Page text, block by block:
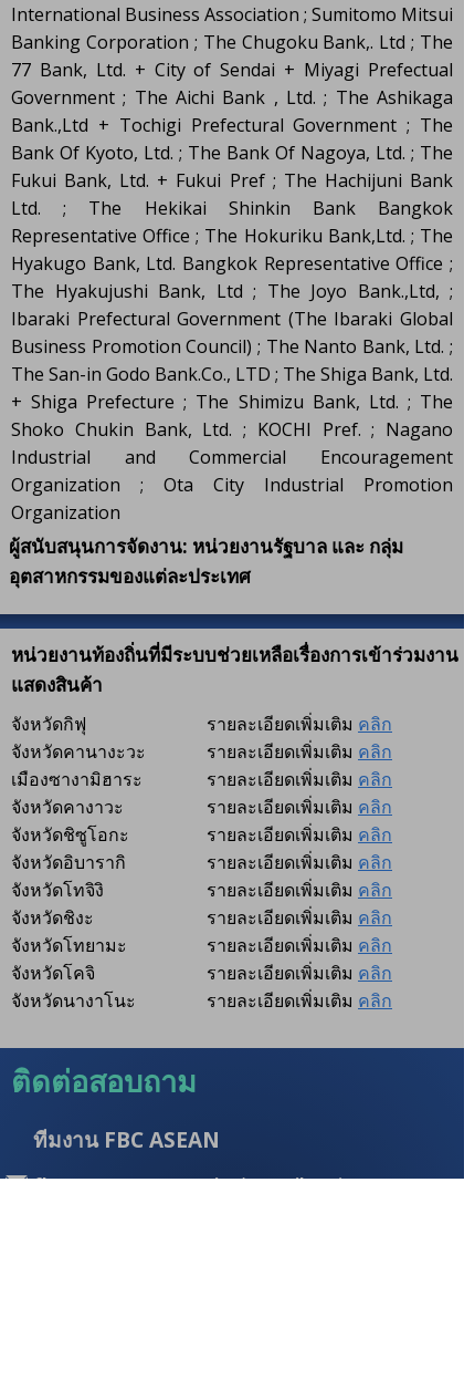
ผู้สนับสนุนการจัดงาน: หน่วยงานรัฐบาล และ กลุ่ม
อุตสาหกรรมของแต่ละประเทศ
International Business Association ; Sumitomo Mitsui
Banking Corporation ; The Chugoku Bank,. Ltd ; The
77 Bank, Ltd. + City of Sendai + Miyagi Prefectual
Government ; The Aichi Bank , Ltd. ; The Ashikaga
Bank.,Ltd + Tochigi Prefectural Government ; The
Bank Of Kyoto, Ltd. ; The Bank Of Nagoya, Ltd. ; The
Fukui Bank, Ltd. + Fukui Pref ; The Hachijuni Bank
Ltd. ; The Hekikai Shinkin Bank Bangkok
Representative Office ; The Hokuriku Bank,Ltd. ; The
Hyakugo Bank, Ltd. Bangkok Representative Office ;
The Hyakujushi Bank, Ltd ; The Joyo Bank.,Ltd, ;
Ibaraki Prefectural Government (The Ibaraki Global
Business Promotion Council) ; The Nanto Bank, Ltd. ;
The San-in Godo Bank.Co., LTD ; The Shiga Bank, Ltd.
+ Shiga Prefecture ; The Shimizu Bank, Ltd. ; The
Shoko Chukin Bank, Ltd. ; KOCHI Pref. ; Nagano
Industrial and Commercial Encouragement
Organization ; Ota City Industrial Promotion
Organization
หน่วยงานท้องถิ่นที่มีระบบช่วยเหลือเรื่องการเข้าร่วมงาน
แสดงสินค้า
จังหวัดกิฟุ
จังหวัดคานางะวะ
เมืองซางามิฮาระ
จังหวัดคางาวะ
จังหวัดชิซูโอกะ
จังหวัดอิบารากิ
จังหวัดโทจิงิ
จังหวัดชิงะ
จังหวัดโทยามะ
จังหวัดโคจิ
จังหวัดนางาโนะ
รายละเอียดเพิ่มเติม คลิก
รายละเอียดเพิ่มเติม คลิก
รายละเอียดเพิ่มเติม คลิก
รายละเอียดเพิ่มเติม คลิก
รายละเอียดเพิ่มเติม คลิก
รายละเอียดเพิ่มเติม คลิก
รายละเอียดเพิ่มเติม คลิก
รายละเอียดเพิ่มเติม คลิก
รายละเอียดเพิ่มเติม คลิก
รายละเอียดเพิ่มเติม คลิก
รายละเอียดเพิ่มเติม คลิก
ติดต่อสอบถาม
fbc_asean@nc-net.or.jp（Ms. Mihara）
ทีมงาน FBC ASEAN